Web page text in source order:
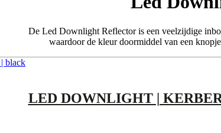
De Led Downlight Reflector is een veelzijdige
waardoor de kleur doormiddel van een
LED DOWNLIGHT |